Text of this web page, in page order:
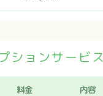
ションサービス
料金 内容